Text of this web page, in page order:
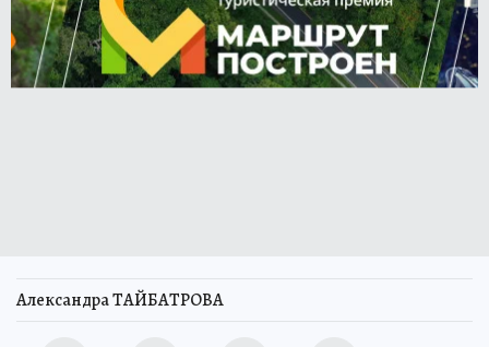
Александра ТАЙБАТРОВА